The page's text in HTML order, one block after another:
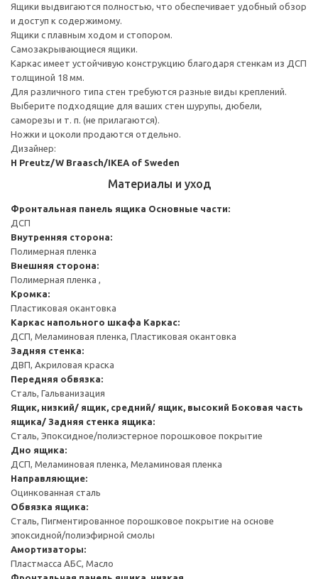
Ящики выдвигаются полностью, что обеспечивает удобный обзор
и доступ к содержимому.
Ящики с плавным ходом и стопором.
Самозакрывающиеся ящики.
Каркас имеет устойчивую конструкцию благодаря стенкам из ДСП
толщиной 18 мм.
Для различного типа стен требуются разные виды креплений.
Выберите подходящие для ваших стен шурупы, дюбели,
саморезы и т. п. (не прилагаются).
Ножки и цоколи продаются отдельно.
Дизайнер:
H Preutz/W Braasch/IKEA of Sweden
Материалы и уход
Фронтальная панель ящика Основные части:
ДСП
Внутренняя сторона:
Полимерная пленка
Внешняя сторона:
Полимерная пленка ,
Кромка:
Пластиковая окантовка
Каркас напольного шкафа Каркас:
ДСП, Меламиновая пленка, Пластиковая окантовка
Задняя стенка:
ДВП, Акриловая краска
Передняя обвязка:
Сталь, Гальванизация
Ящик, низкий/ ящик, средний/ ящик, высокий Боковая часть
ящика/ Задняя стенка ящика:
Сталь, Эпоксидное/полиэстерное порошковое покрытие
Дно ящика:
ДСП, Меламиновая пленка, Меламиновая пленка
Направляющие:
Оцинкованная сталь
Обвязка ящика:
Сталь, Пигментированное порошковое покрытие на основе
эпоксидной/полиэфирной смолы
Амортизаторы:
Пластмасса АБС, Масло